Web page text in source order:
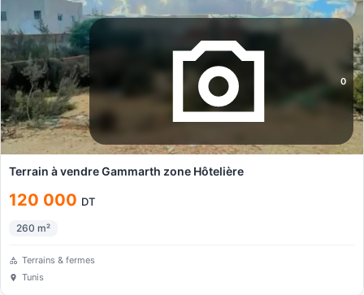
0
Terrain à vendre Gammarth zone Hôtelière
120 000 DT
260 m²
Terrains & fermes
Tunis